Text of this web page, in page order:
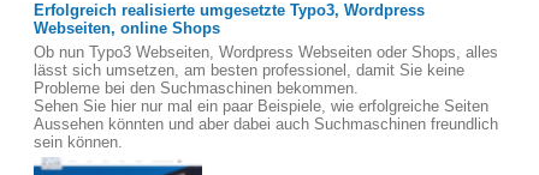
Erfolgreich realisierte umgesetzte Typo3, Wordpress
Webseiten, online Shops
Ob nun Typo3 Webseiten, Wordpress Webseiten oder Shops, alles
lässt sich umsetzen, am besten professionel, damit Sie keine
Probleme bei den Suchmaschinen bekommen.
Sehen Sie hier nur mal ein paar Beispiele, wie erfolgreiche Seiten
Aussehen könnten und aber dabei auch Suchmaschinen freundlich
sein können.